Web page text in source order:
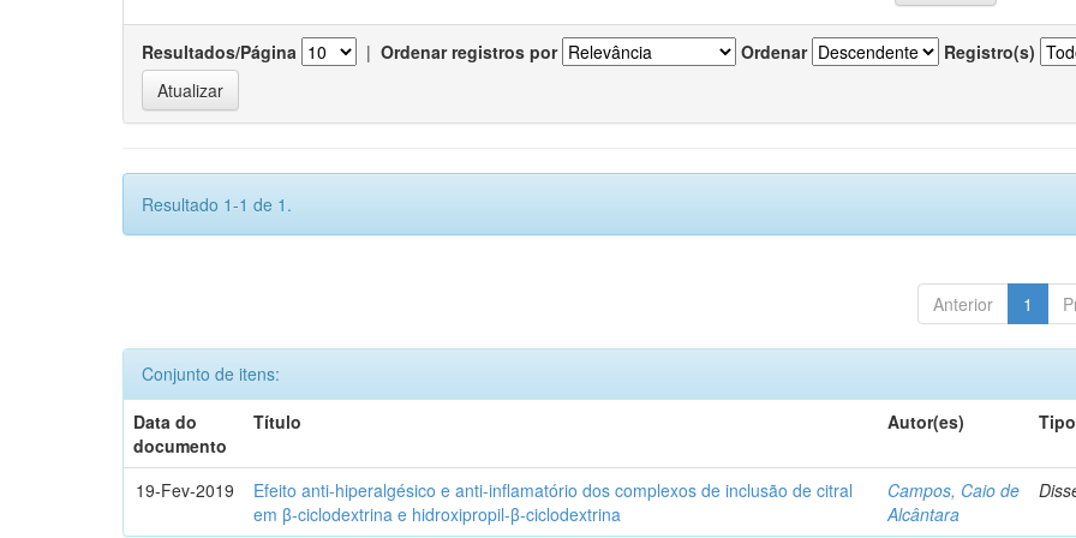
Resultados/Página | Ordenar registros por Ordenar Registro(s)
Resultado 1-1 de 1.
Anterior 1
Conjunto de itens:
Data do
documento
Título Autor(es) Tipo
19-Fev-2019
Efeito anti-hiperalgésico e anti-inflamatório dos complexos de inclusão de citral
em β-ciclodextrina e hidroxipropil-β-ciclodextrina
Campos, Caio de
Alcântara